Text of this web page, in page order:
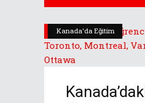
Kanada'da Eğitim